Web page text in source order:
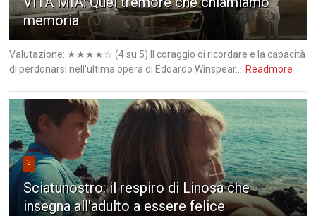
memoria
Valutazione: ★★★★☆ (4 su 5) Il coraggio di ricordare e la capacità
di perdonarsi nell'ultima opera di Edoardo Winspear...
Readmore
3
Sciatunostro: il respiro di Linosa che
insegna all'adulto a essere felice